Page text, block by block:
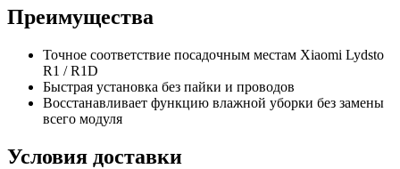
Преимущества
Точное соответствие посадочным местам Xiaomi Lydsto
R1 / R1D
Быстрая установка без пайки и проводов
Восстанавливает функцию влажной уборки без замены
всего модуля
Условия доставки